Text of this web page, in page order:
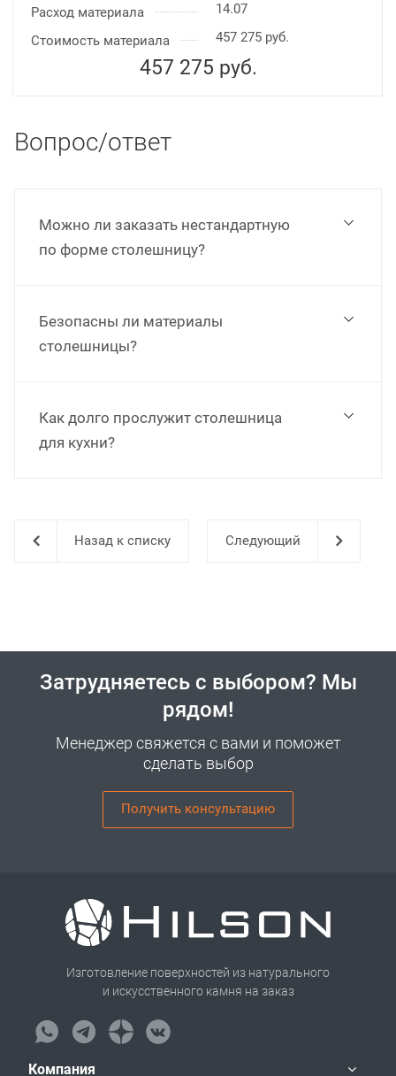
Расход материала
14.07
Стоимость материала
457 275 руб.
457 275 руб.
Вопрос/ответ
Можно ли заказать нестандартную
по форме столешницу?
Безопасны ли материалы
столешницы?
Как долго прослужит столешница
для кухни?
Назад к списку
Затрудняетесь с выбором? Мы
рядом!
Менеджер свяжется с вами и поможет
сделать выбор
Получить консультацию
Изготовление поверхностей из натурального
и искусственного камня на заказ
Компания